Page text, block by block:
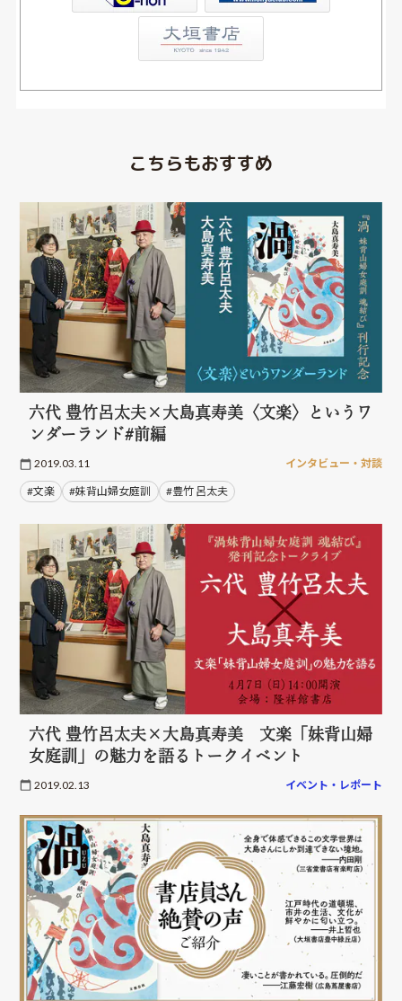
こちらもおすすめ
六代 豊竹呂太夫×大島真寿美〈文楽〉というワ
ンダーランド#前編
2019.03.11 インタビュー・対談
#文楽 #妹背山婦女庭訓 #豊竹 呂太夫
六代 豊竹呂太夫×大島真寿美 文楽「妹背山婦
女庭訓」の魅力を語るトークイベント
2019.02.13 イベント・レポート